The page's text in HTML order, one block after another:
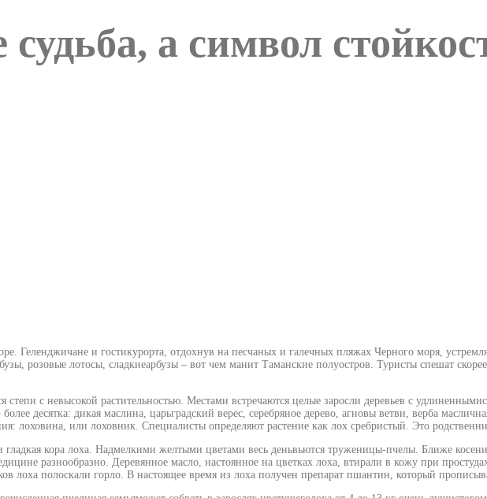
судьба, а символ
Геленджичане и гостикурорта, отдохнув на песчаных и галечных пляжах Черного моря,
розовые лотосы, сладкиеарбузы – вот чем манит Таманские полуостров. Туристы спешат
с невысокой растительностью. Местами встречаются целые заросли деревьев с
более десятка: дикая маслина, царьградский верес, серебряное дерево, агновы ветви, верба
лоховина, или лоховник. Специалисты определяют растение как лох сребристый. Это
кора лоха. Надмелкими желтыми цветами весь деньвьются труженицы-пчелы. Ближе
разнообразно. Деревянное масло, настоянное на цветках лоха, втирали в кожу при
лоха полоскали горло. В настоящее время из лоха получен препарат пшантин, который